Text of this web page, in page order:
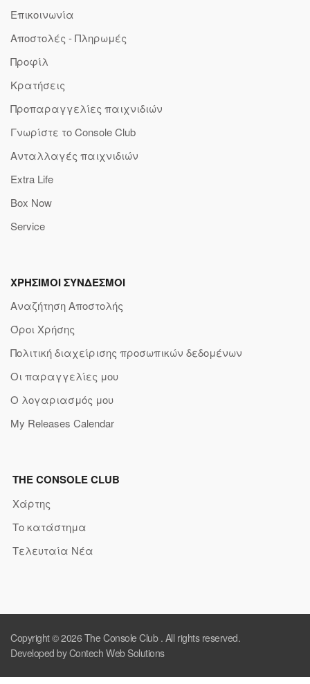
Επικοινωνία
Αποστολές - Πληρωμές
Προφίλ
Κρατήσεις
Προπαραγγελίες παιχνιδιών
Γνωρίστε το Console Club
Ανταλλαγές παιχνιδιών
Extra Life
Box Now
Service
ΧΡΗΣΙΜΟΙ ΣΥΝΔΕΣΜΟΙ
Αναζήτηση Αποστολής
Όροι Χρήσης
Πολιτική διαχείρισης προσωπικών δεδομένων
Οι παραγγελίες μου
Ο λογαριασμός μου
My Releases Calendar
THE CONSOLE CLUB
Χάρτης
Το κατάστημα
Τελευταία Νέα
Copyright © 2026 The Console Club. All rights reserved.
Developed by Contech Web Solutions